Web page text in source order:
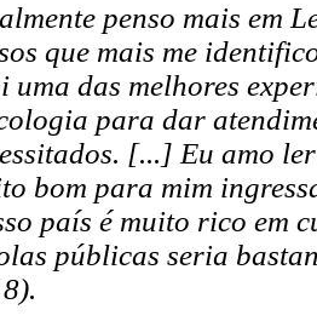
penso mais em
que mais me
uma das melhores
para dar
[...] Eu amo
bom para mim
país é muito rico em
públicas seria